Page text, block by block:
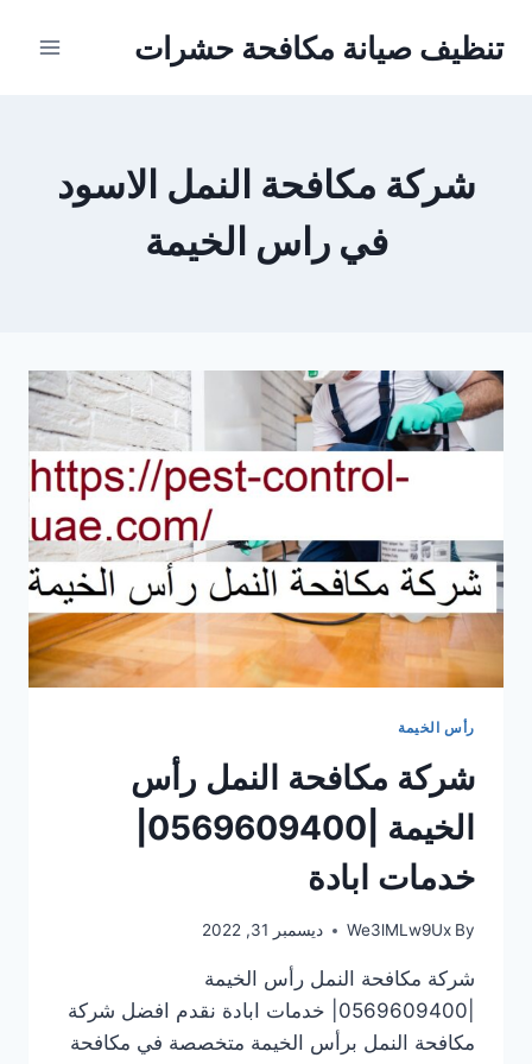
تنظيف صيانة مكافحة حشرات
شركة مكافحة النمل الاسود
في راس الخيمة
رأس الخيمة
شركة مكافحة النمل رأس
خدمات ابادة
By
We3lMLw9Ux ديسمبر 31, 2022
شركة مكافحة النمل رأس الخيمة
|0569609400| خدمات ابادة نقدم افضل شركة
مكافحة النمل برأس الخيمة متخصصة في مكافحة